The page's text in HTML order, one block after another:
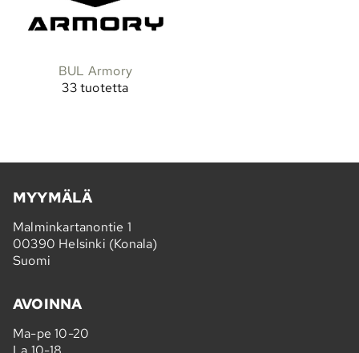
BUL Armory
33 tuotetta
MYYMÄLÄ
Malminkartanontie 1
00390 Helsinki (Konala)
Suomi
AVOINNA
Ma-pe 10-20